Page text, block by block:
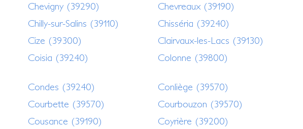
Chevigny (39290)
Chevreaux (39190)
Chilly-sur-Salins (39110)
Chisséria (39240)
Cize (39300)
Clairvaux-les-Lacs (39130)
Coisia (39240) Colonne (39800)
Condes (39240)
Conliège (39570)
Courbette (39570)
Courbouzon (39570)
Cousance (39190)
Coyrière (39200)